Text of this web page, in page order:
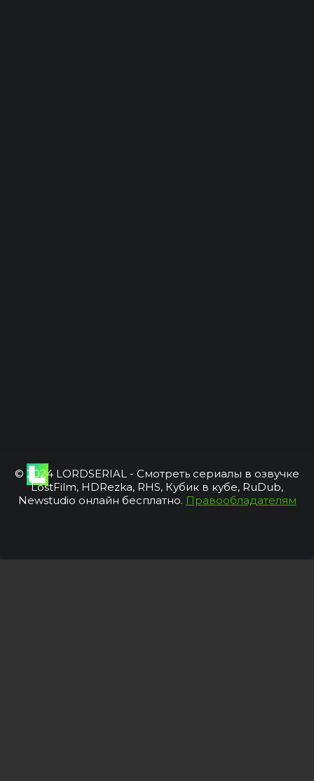
© 2024 LORDSERIAL - Смотреть сериалы в озвучке
LostFilm, HDRezka, RHS, Кубик в кубе, RuDub,
Newstudio онлайн бесплатно. Правообладателям